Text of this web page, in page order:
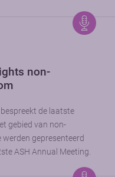
non-
de laatste
gebied van non-
gepresenteerd
ASH Annual Meeting.